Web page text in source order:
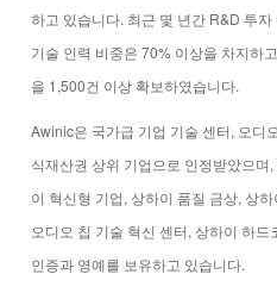
하고 있습니다. 최근 몇 년간 R&D 투
기술 인력 비중은 70% 이상을 차지하
을 1,500건 이상 확보하였습니다.
Awinic은 국가급 기업 기술 센터, 오디
식재산권 상위 기업으로 인정받았으
이 혁신형 기업, 상하이 품질 금상, 상
오디오 칩 기술 혁신 센터, 상하이 하
인증과 영예를 보유하고 있습니다.